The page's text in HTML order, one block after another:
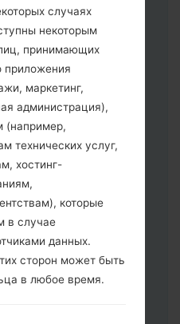
Odin 3.
распакуйте файл
(Выбрать 1 файл
или 5 (Выбрать 5
файлов для
& Region & Operator"
"Country & Region &
случаях
некоторым
принимающих
приложения
маркетинг,
администрация),
(например,
технических услуг,
хостинг-
которые
в случае
данных.
сторон может быть
в любое время.